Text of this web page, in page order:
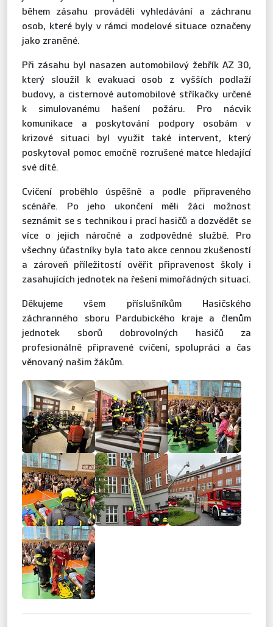
během zásahu prováděli vyhledávání a záchranu
osob, které byly v rámci modelové situace označeny
jako zraněné.
Při zásahu byl nasazen automobilový žebřík AZ 30,
který sloužil k evakuaci osob z vyšších podlaží
budovy, a cisternové automobilové stříkačky určené
k simulovanému hašení požáru. Pro nácvik
komunikace a poskytování podpory osobám v
krizové situaci byl využit také intervent, který
poskytoval pomoc emočně rozrušené matce hledající
své dítě.
Cvičení proběhlo úspěšně a podle připraveného
scénáře. Po jeho ukončení měli žáci možnost
seznámit se s technikou i prací hasičů a dozvědět se
více o jejich náročné a zodpovědné službě. Pro
všechny účastníky byla tato akce cennou zkušeností
a zároveň příležitostí ověřit připravenost školy i
zasahujících jednotek na řešení mimořádných situací.
Děkujeme všem příslušníkům Hasičského
záchranného sboru Pardubického kraje a členům
jednotek sborů dobrovolných hasičů za
profesionálně připravené cvičení, spolupráci a čas
věnovaný našim žákům.